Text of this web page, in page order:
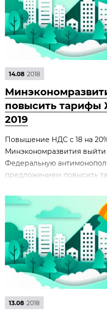
14.08 2018
повысить тарифы
2019
Повышение НДС с 18 на
Минэкономразвития
Федеральную
предложением повысить
13.08 2018